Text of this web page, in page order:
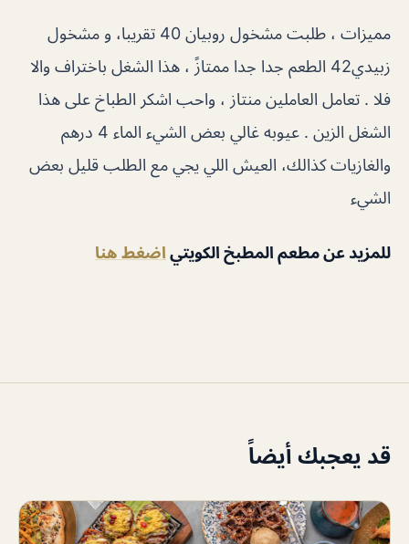
مميزات ، طلبت مشخول روبيان 40 تقريبا، و مشخول
زبيدي42 الطعم جدا جدا ممتازً ، هذا الشغل باختراف والا
فلا . تعامل العاملين منتاز ، واحب اشكر الطباخ على هذا
الشغل الزين . عيوبه غالي بعض الشيء الماء 4 درهم
والغازيات كذالك، العيش اللي يجي مع الطلب قليل بعض
الشيء
للمزيد عن مطعم المطبخ الكويتي اضغط هنا
قد يعجبك أيضاً